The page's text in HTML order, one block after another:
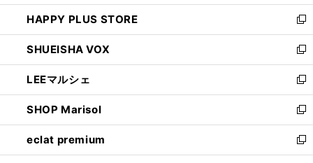
ン
ド
ウ
で
開
く
ウ
ィ
ン
ド
ウ
で
開
く
し
い
ウ
ィ
ン
ド
ウ
で
開
く
HAPPY PLUS STORE
新
し
い
ウ
ィ
ン
ド
ウ
で
開
SHUEISHA VOX
新
し
い
ウ
ィ
ン
ド
ウ
LEEマルシェ
新
し
い
ウ
ィ
ン
SHOP Marisol
新
し
い
ウ
eclat premium
新
し